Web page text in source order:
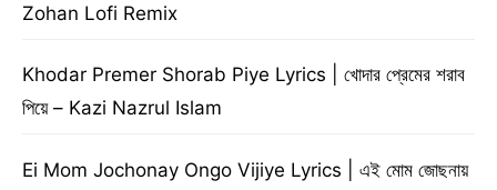
Zohan Lofi Remix
Khodar Premer Shorab Piye Lyrics | খোদার প্রেমের শরাব
পিয়ে – Kazi Nazrul Islam
Ei Mom Jochonay Ongo Vijiye Lyrics | এই মোম জোছনায়